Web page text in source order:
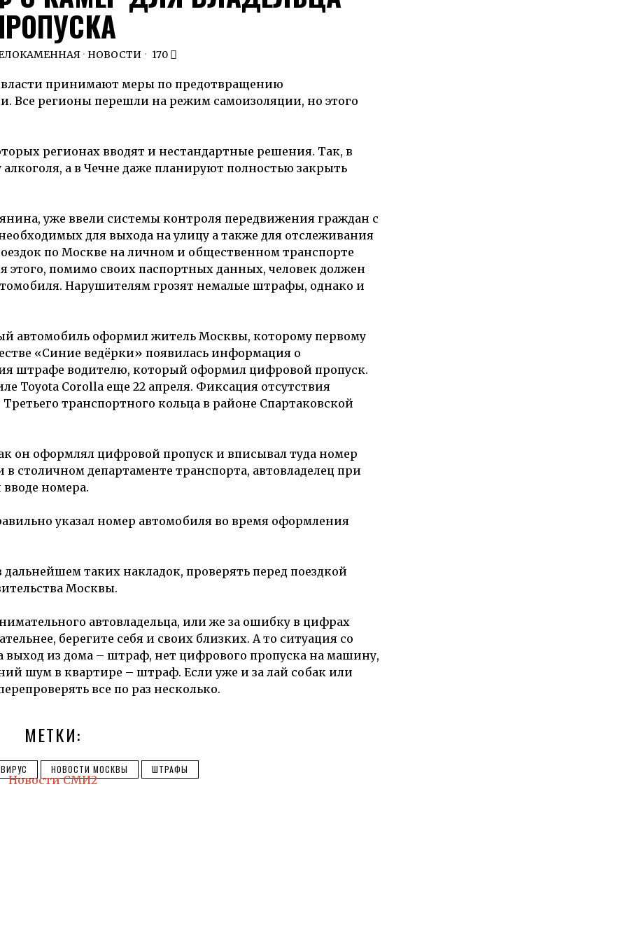
· НОВОСТИ 170
принимают меры по предотвращению
Все регионы перешли на режим самоизоляции, но этого
регионах вводят и нестандартные решения. Так, в
а в Чечне даже планируют полностью закрыть
уже ввели системы контроля передвижения граждан с
для выхода на улицу а также для отслеживания
по Москве на личном и общественном транспорте
этого, помимо своих паспортных данных, человек должен
Нарушителям грозят немалые штрафы, однако и
автомобиль оформил житель Москвы, которому первому
«Синие ведёрки» появилась информация о
штрафе водителю, который оформил цифровой пропуск.
Toyota Corolla еще 22 апреля. Фиксация отсутствия
транспортного кольца в районе Спартаковской
он оформлял цифровой пропуск и вписывал туда номер
столичном департаменте транспорта, автовладелец при
номера.
указал номер автомобиля во время оформления
таких накладок, проверять перед поездкой
Москвы.
автовладельца, или же за ошибку в цифрах
берегите себя и своих близких. А то ситуация со
из дома – штраф, нет цифрового пропуска на машину,
шум в квартире – штраф. Если уже и за лай собак или
все по раз несколько.
МЕТКИ:
НОВОСТИ МОСКВЫ ШТРАФЫ
Новости СМИ2